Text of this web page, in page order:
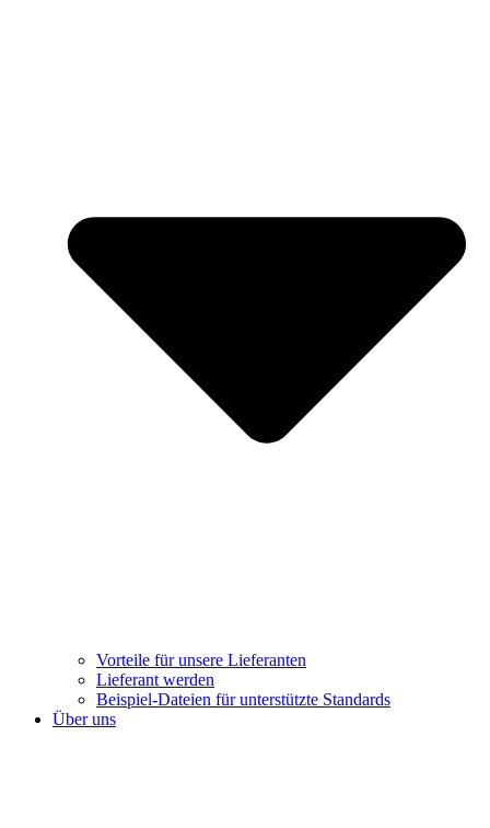
Vorteile für unsere Lieferanten
Lieferant werden
Beispiel-Dateien für unterstützte Standards
Über uns